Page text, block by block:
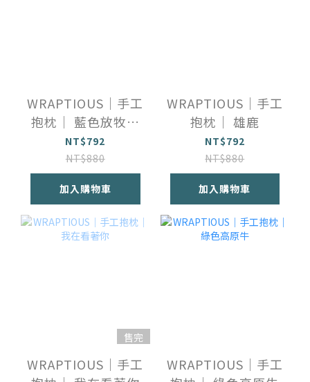
WRAPTIOUS｜手工
抱枕｜ 藍色放牧雄
鹿
NT$792
NT$880
加入購物車
WRAPTIOUS｜手工
抱枕｜ 雄鹿
NT$792
NT$880
加入購物車
售完
WRAPTIOUS｜手工
WRAPTIOUS｜手工